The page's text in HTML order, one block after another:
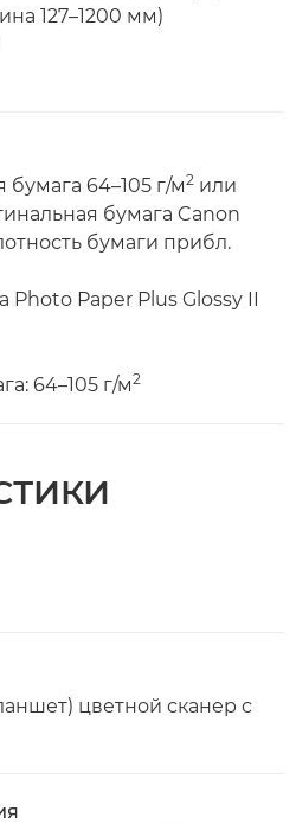
127–1200 мм)
64–105 г/м2 или
бумага Canon
бумаги прибл.
Photo Paper Plus Glossy II
64–105 г/м2
цветной сканер с